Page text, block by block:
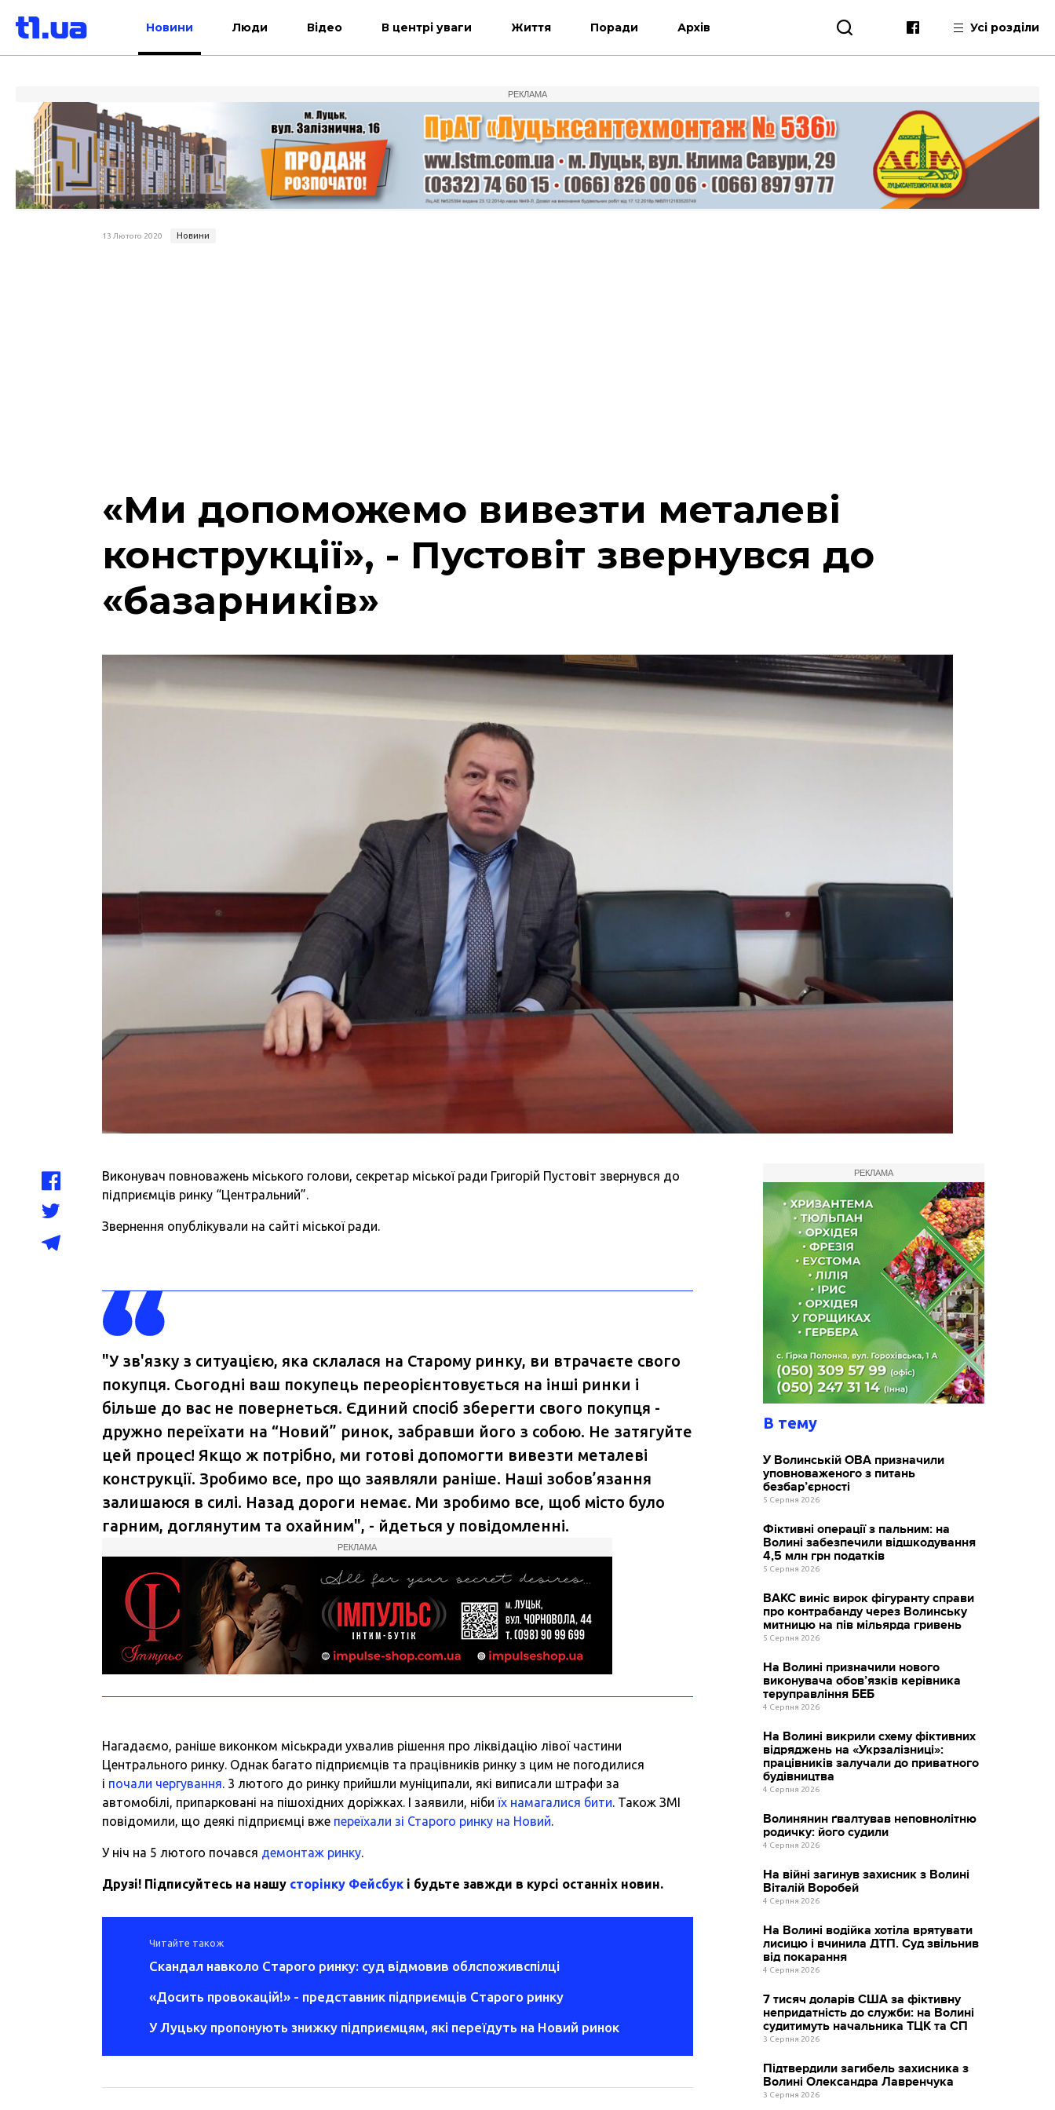
Новини Люди Відео В центрі уваги Життя Поради Архів Усі розділи
РЕКЛАМА
13 Лютого 2020 Новини
«Ми допоможемо вивезти металеві
конструкції», - Пустовіт звернувся до
«базарників»
Виконувач повноважень міського голови, секретар міської ради Григорій Пустовіт звернувся до
підприємців ринку “Центральний”.
Звернення опублікували на сайті міської ради.
"У зв'язку з ситуацією, яка склалася на Старому ринку, ви втрачаєте свого
покупця. Сьогодні ваш покупець переорієнтовується на інші ринки і
більше до вас не повернеться. Єдиний спосіб зберегти свого покупця -
дружно переїхати на “Новий” ринок, забравши його з собою. Не затягуйте
цей процес! Якщо ж потрібно, ми готові допомогти вивезти металеві
конструкції. Зробимо все, про що заявляли раніше. Наші зобов’язання
залишаюся в силі. Назад дороги немає. Ми зробимо все, щоб місто було
гарним, доглянутим та охайним", - йдеться у повідомленні.
РЕКЛАМА
Нагадаємо, раніше виконком міськради ухвалив рішення про ліквідацію лівої частини
Центрального ринку. Однак багато підприємців та працівників ринку з цим не погодилися
і почали чергування . 3 лютого до ринку прийшли муніципали, які виписали штрафи за
автомобілі, припарковані на пішохідних доріжках. І заявили, нібиїх намагалися бити . Також ЗМІ
повідомили, що деякі підприємці вже переїхали зі Старого ринку на Новий
У ніч на 5 лютого почався демонтаж ринку
Друзі! Підписуйтесь на нашу сторінку Фейсбук і будьте завжди в курсі останніх новин.
Читайте також
Скандал навколо Старого ринку: суд відмовив облспоживспілці
«Досить провокацій!» - представник підприємців Старого ринку
У Луцьку пропонують знижку підприємцям, які переїдуть на Новий ринок
РЕКЛАМА
В тему
У Волинській ОВА призначили
уповноваженого з питань
безбар’єрності
5 Серпня 2026
Фіктивні операції з пальним: на
Волині забезпечили відшкодування
4,5 млн грн податків
5 Серпня 2026
ВАКС виніс вирок фігуранту справи
про контрабанду через Волинську
митницю на пів мільярда гривень
5 Серпня 2026
На Волині призначили нового
виконувача обов’язків керівника
теруправління БЕБ
4 Серпня 2026
На Волині викрили схему фіктивних
відряджень на «Укрзалізниці»:
працівників залучали до приватного
будівництва
4 Серпня 2026
Волинянин ґвалтував неповнолітню
родичку: його судили
4 Серпня 2026
На війні загинув захисник з Волині
Віталій Воробей
4 Серпня 2026
На Волині водійка хотіла врятувати
лисицю і вчинила ДТП. Суд звільнив
від покарання
4 Серпня 2026
7 тисяч доларів США за фіктивну
непридатність до служби: на Волині
судитимуть начальника ТЦК та СП
3 Серпня 2026
Підтвердили загибель захисника з
Волині Олександра Лавренчука
3 Серпня 2026